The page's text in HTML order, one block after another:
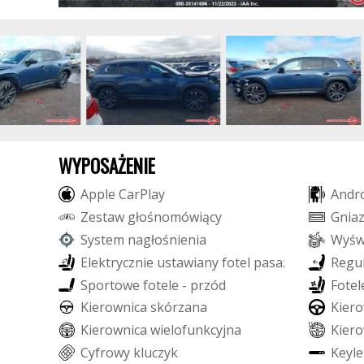
WYPOSAŻENIE
Apple CarPlay Andr
Zestaw głośnomówiący Gniaz
System nagłośnienia Wyś
Elektrycznie ustawianyfotel pasaż Regul
Sportowe fotele - przód Fotel
Kierownica skórzana Kiero
Kierownica wielofunkcyjna Kiero
Cyfrowy kluczyk Keyle